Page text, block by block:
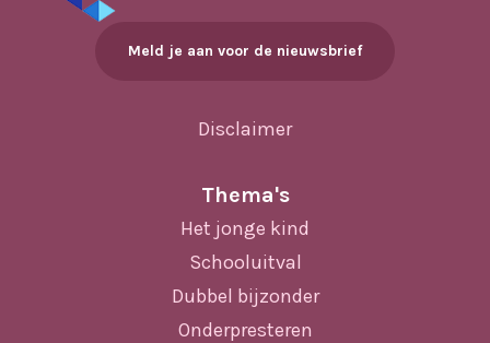
Meld je aan voor de nieuwsbrief
Disclaimer
Thema's
Het jonge kind
Schooluitval
Dubbel bijzonder
Onderpresteren